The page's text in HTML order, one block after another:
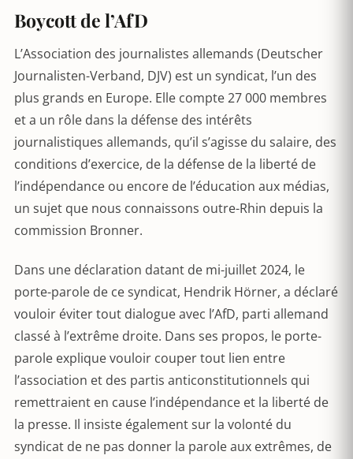
Boycott de l’AfD
L’Association des journalistes allemands (Deutscher
Journalisten-Verband, DJV) est un syndicat, l’un des
plus grands en Europe. Elle compte 27 000 membres
et a un rôle dans la défense des intérêts
journalistiques allemands, qu’il s’agisse du salaire, des
conditions d’exercice, de la défense de la liberté de
l’indépendance ou encore de l’éducation aux médias,
un sujet que nous connaissons outre-Rhin depuis la
commission Bronner.
Dans une déclaration datant de mi-juillet 2024, le
porte-parole de ce syndicat, Hendrik Hörner, a déclaré
vouloir éviter tout dialogue avec l’AfD, parti allemand
classé à l’extrême droite. Dans ses propos, le porte-
parole explique vouloir couper tout lien entre
l’association et des partis anticonstitutionnels qui
remettraient en cause l’indépendance et la liberté de
la presse. Il insiste également sur la volonté du
syndicat de ne pas donner la parole aux extrêmes, de